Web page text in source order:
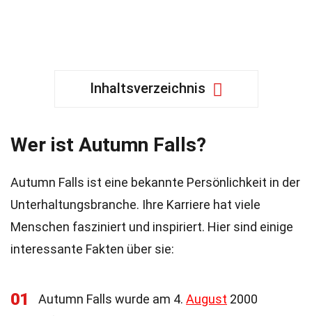
Inhaltsverzeichnis
Wer ist Autumn Falls?
Autumn Falls ist eine bekannte Persönlichkeit in der
Unterhaltungsbranche. Ihre Karriere hat viele
Menschen fasziniert und inspiriert. Hier sind einige
interessante Fakten über sie:
01 Autumn Falls wurde am 4. August 2000